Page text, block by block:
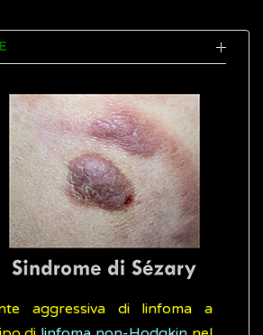
aggressiva di linfoma a